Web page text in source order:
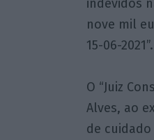
indevidos
nove mil
15-06-2021”.
O “Juiz
Alves, ao
de